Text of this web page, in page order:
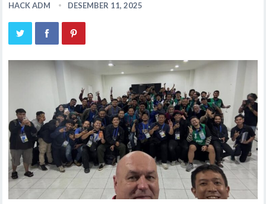
HACK ADM DESEMBER 11, 2025